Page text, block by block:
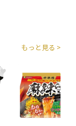
もっと見る >
♥